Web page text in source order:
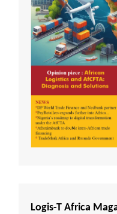
Logis-T Africa